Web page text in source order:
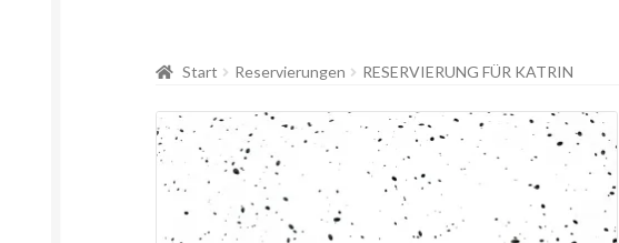
Start Reservierungen RESERVIERUNG FÜR KATRIN